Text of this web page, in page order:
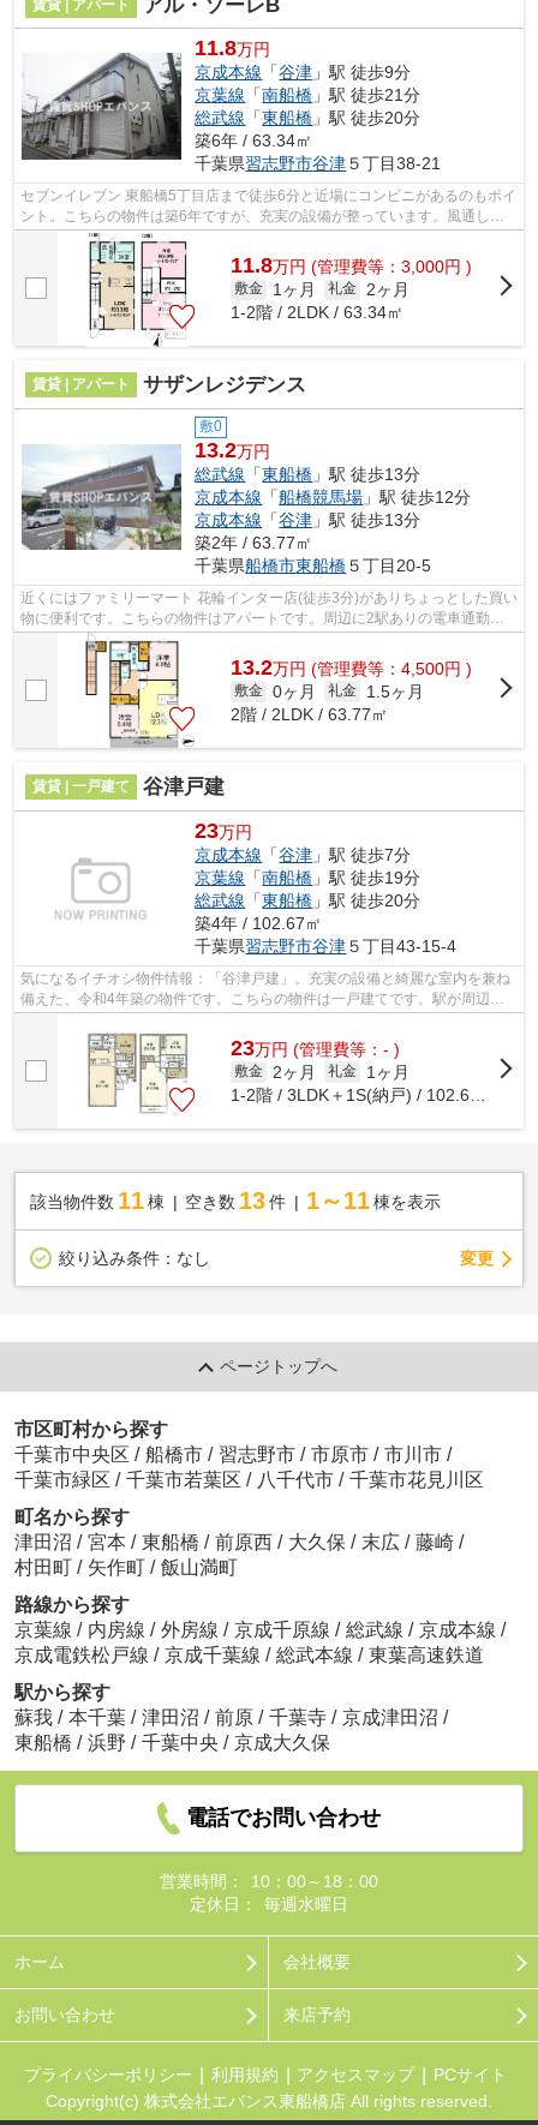
賃貸 | アパート アル・ソーレB
11.8万円
京成本線 「谷津 」駅 徒歩9分
京葉線 「南船橋 」駅 徒歩21分
総武線 「東船橋 」駅 徒歩20分
築6年 / 63.34㎡
千葉県習志野市谷津５丁目38-21
セブンイレブン 東船橋5丁目店まで徒歩6分と近場にコンビニがあるのもポイ
ント。こちらの物件は築6年ですが、充実の設備が整っています。風通しが
良く、湿気やカビの心配が少ない物件...
11.8万円 (管理費等：3,000円 )
敷金 1ヶ月 礼金
2ヶ月
1-2階 / 2LDK / 63.34㎡
賃貸 | アパート サザンレジデンス
敷0
13.2万円
総武線 「東船橋 」駅 徒歩13分
京成本線 「船橋競馬場 」駅 徒歩12分
京成本線 「谷津 」駅 徒歩13分
築2年 / 63.77㎡
千葉県船橋市東船橋５丁目20-5
近くにはファミリーマート 花輪インター店(徒歩3分)がありちょっとした買い
物に便利です。こちらの物件はアパートです。周辺に2駅ありの電車通勤し
やすいアパートです。カード決済で手...
13.2万円 (管理費等：4,500円 )
敷金 0ヶ月 礼金
1.5ヶ月
2階 / 2LDK / 63.77㎡
賃貸 | 一戸建て 谷津戸建
23万円
京成本線 「谷津 」駅 徒歩7分
京葉線 「南船橋 」駅 徒歩19分
総武線 「東船橋 」駅 徒歩20分
築4年 / 102.67㎡
千葉県習志野市谷津５丁目43-15-4
気になるイチオシ物件情報：「谷津戸建」。充実の設備と綺麗な室内を兼ね
備えた、令和4年築の物件です。こちらの物件は一戸建てです。駅が周辺に2
23万円 (管理費等：- )
敷金 2ヶ月 礼金
1ヶ月
該当物件数 11棟 空き数 13 件 1～11 棟を表示
絞り込み条件： なし 変更
ページトップへ
市区町村から探す
千葉市中央区 / 船橋市 / 習志野市 / 市原市 / 市川市 /
千葉市緑区 / 千葉市若葉区 / 八千代市 / 千葉市花見川区
町名から探す
津田沼 / 宮本 / 東船橋 / 前原西 / 大久保 / 末広 / 藤崎 /
村田町 / 矢作町 / 飯山満町
路線から探す
京葉線 / 内房線 / 外房線 / 京成千原線 / 総武線 / 京成本線 /
京成電鉄松戸線 / 京成千葉線 / 総武本線 / 東葉高速鉄道
駅から探す
蘇我 / 本千葉 / 津田沼 / 前原 / 千葉寺 / 京成津田沼 /
東船橋 / 浜野 / 千葉中央 / 京成大久保
電話でお問い合わせ
営業時間：
10：00～18：00
定休日：
毎週水曜日
ホーム 会社概要
お問い合わせ 来店予約
プライバシーポリシー 利用規約 アクセスマップ
PCサイト
Copyright(c) 株式会社エバンス東船橋店 All rights reserved.